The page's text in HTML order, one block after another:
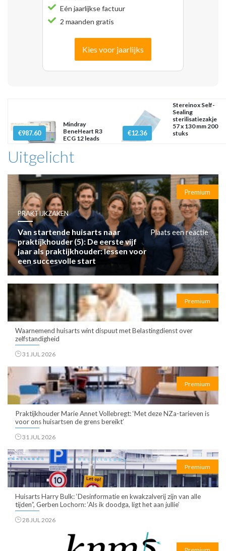
Eén jaarlijkse factuur
2 maanden gratis
Kies voor jaarlijks
€987.60
Mindray
BeneHeart R3
ECG 12 leads
€12.36
Stereinox Self-
Sealing
sterilisatiezakje
57 x 130 mm 200
stuks
Uitgelicht
Premium
PRAKTIJKZAKEN
Van startende huisarts naar
praktijkhouder (5): De eerste vijf
jaar als praktijkhouder: lessen voor
een succesvolle start
Plaats een reactie
Premium
Waarnemend huisarts wint dispuut met Belastingdienst over
zelfstandigheid
31 JUL 2026
Premium
Praktijkhouder Marie Annet Vollebregt: ‘Met deze NZa-tarieven is
voor ons huisartsen de grens bereikt’
31 JUL 2026
Premium
Huisarts Harry Bulk: ‘Desinformatie en kwakzalverij zijn van alle
tijden”, Gerben Lochorn: ‘Als ik doodga, ligt het aan jullie’
28 JUL 2026